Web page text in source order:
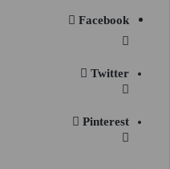
Facebook
Twitter
Pinterest